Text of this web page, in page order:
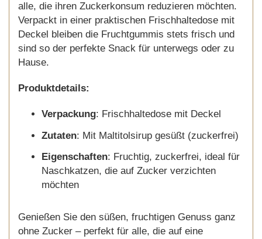
alle, die ihren Zuckerkonsum reduzieren möchten.
Verpackt in einer praktischen Frischhaltedose mit
Deckel bleiben die Fruchtgummis stets frisch und
sind so der perfekte Snack für unterwegs oder zu
Hause.
Produktdetails:
Verpackung: Frischhaltedose mit Deckel
Zutaten: Mit Maltitolsirup gesüßt (zuckerfrei)
Eigenschaften: Fruchtig, zuckerfrei, ideal für
Naschkatzen, die auf Zucker verzichten
möchten
Genießen Sie den süßen, fruchtigen Genuss ganz
ohne Zucker – perfekt für alle, die auf eine